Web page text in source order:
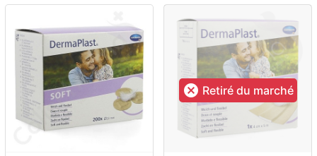
 Retiré du marché